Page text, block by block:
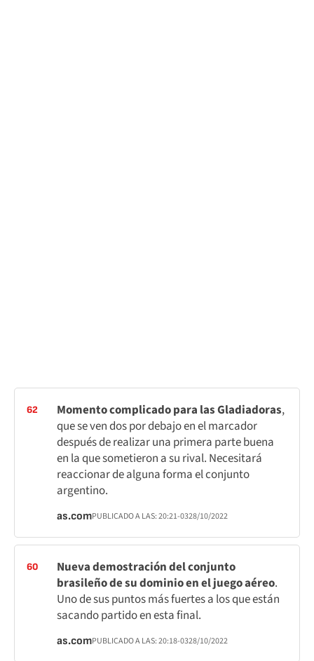
62 Momento complicado para las Gladiadoras,
que se ven dos por debajo en el marcador
después de realizar una primera parte buena
en la que sometieron a su rival. Necesitará
reaccionar de alguna forma el conjunto
argentino.
as.comPUBLICADO A LAS:20:21-0328/10/2022
60
Nueva demostración del conjunto
brasileño de su dominio en el juego aéreo.
Uno de sus puntos más fuertes a los que están
sacando partido en esta final.
as.comPUBLICADO A LAS:20:18-0328/10/2022